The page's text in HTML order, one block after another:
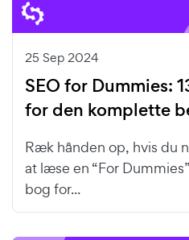
25 Sep 2024
SEO for Dummies:
for den komplette
Ræk hånden op, hvis du
at læse en “For
bog for...